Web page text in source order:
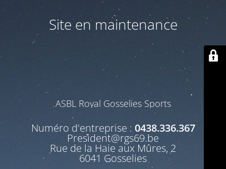
Site en maintenance
ASBL Royal Gosselies Sports
Numéro d'entreprise : 0438.336.367
President@rgs69.be
Rue de la Haie aux Mûres, 2
6041 Gosselies